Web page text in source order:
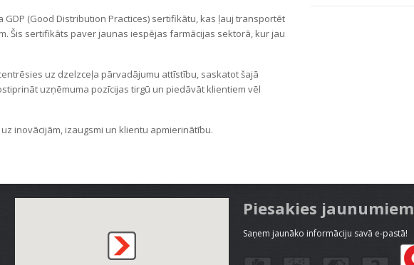
GDP (Good Distribution Practices) sertifikātu, kas ļauj transportēt
Šis sertifikāts paver jaunas iespējas farmācijas sektorā, kur jau
uz dzelzceļa pārvadājumu attīstību, saskatot šajā
uzņēmuma pozīcijas tirgū un piedāvāt klientiem vēl
inovācijām, izaugsmi un klientu apmierinātību.
Piesakies jaunumiem
Saņem jaunāko informāciju savā e-pastā!